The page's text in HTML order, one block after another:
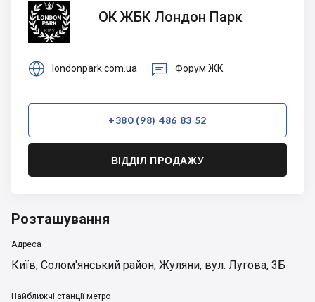
ОК
ЖБК
Лондон
ОК ЖБК Лондон Парк
 londonpark.com.ua  Форум ЖК
+380 (98) 486 83 52
ВІДДІЛ ПРОДАЖУ
Розташування
Адреса
Київ, Солом'янський район, Жуляни, вул. Лугова, 3Б
Найближчі станції метро